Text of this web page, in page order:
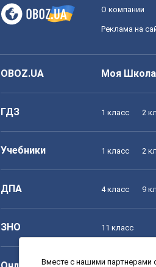
О компании
Реклама на
OBOZ.UA Моя Школа
ГДЗ 1 класс 2
Учебники 1 класс 2
ДПА 4 класс 9
ЗНО 11 класс
Вместе с нашими партнерами